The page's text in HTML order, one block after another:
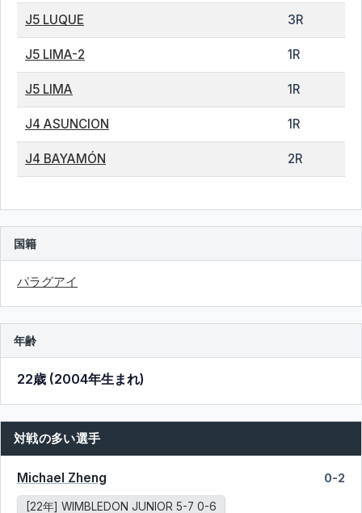
J5 LUQUE 3R
J5 LIMA-2 1R
J5 LIMA 1R
J4 ASUNCION 1R
J4 BAYAMÓN 2R
国籍
パラグアイ
年齢
22歳 (2004年生まれ)
対戦の多い選手
Michael Zheng 0-2
[22年] WIMBLEDON JUNIOR 5-7 0-6